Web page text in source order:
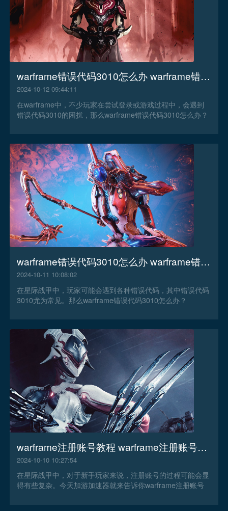
warframe错误代码3010怎么办 warframe错误代码3010解决办法
2024-10-12 09:44:11
在warframe中，不少玩家在尝试登录或游戏过程中，会遇到
错误代码3010的困扰，那么warframe错误代码3010怎么办？
warframe错误代码3010怎么办 warframe错误代码3010解决办法
2024-10-11 10:08:02
在星际战甲中，玩家可能会遇到各种错误代码，其中错误代码
3010尤为常见。那么warframe错误代码3010怎么办？
warframe注册账号教程 warframe注册账号方法
2024-10-10 10:27:54
在星际战甲中，对于新手玩家来说，注册账号的过程可能会显
得有些复杂。今天加游加速器就来告诉你warframe注册账号